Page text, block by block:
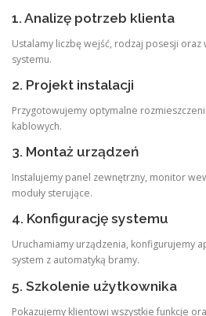
1. Analizę potrzeb klienta
Ustalamy liczbę wejść, rodzaj posesji oraz
systemu.
2. Projekt instalacji
Przygotowujemy optymalne
kablowych.
3. Montaż urządzeń
Instalujemy panel zewnętrzny, monitor
moduły sterujące.
4. Konfigurację systemu
Uruchamiamy urządzenia, konfigurujemy
system z automatyką bramy.
5. Szkolenie użytkownika
Pokazujemy klientowi wszystkie funkcje